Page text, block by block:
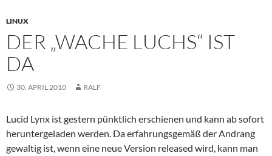
LINUX
DER „WACHE LUCHS“ IST
DA
30. APRIL 2010 RALF
Lucid Lynx ist gestern pünktlich erschienen und kann ab sofort
heruntergeladen werden. Da erfahrungsgemäß der Andrang
gewaltig ist, wenn eine neue Version released wird, kann man